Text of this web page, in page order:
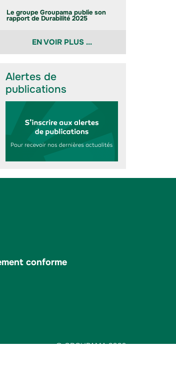
Le groupe Groupama publie son
rapport de Durabilité 2025
EN VOIR PLUS ...
Alertes de
publications
conforme
© GROUPAMA 2026